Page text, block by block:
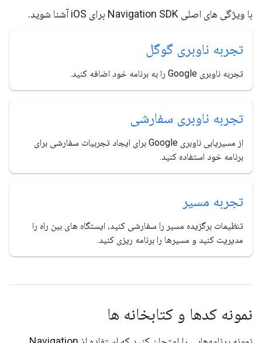
با ویژگی های اصلی Navigation SDK برای iOS آشنا شوید.
تجربه ناوبری گوگل
تجربه ناوبری Google را به برنامه خود اضافه کنید.
تجربه ناوبری سفارشی
از مسیریابی ناوبری Google برای ایجاد تجربیات سفارشی برای
برنامه خود استفاده کنید.
تجربه مسیر
تنظیمات برگزیده مسیر را سفارشی کنید، ایستگاه های بین راه را
مدیریت کنید و مسیرها را برنامه ریزی کنید.
نمونه کدها و کتابخانه ها